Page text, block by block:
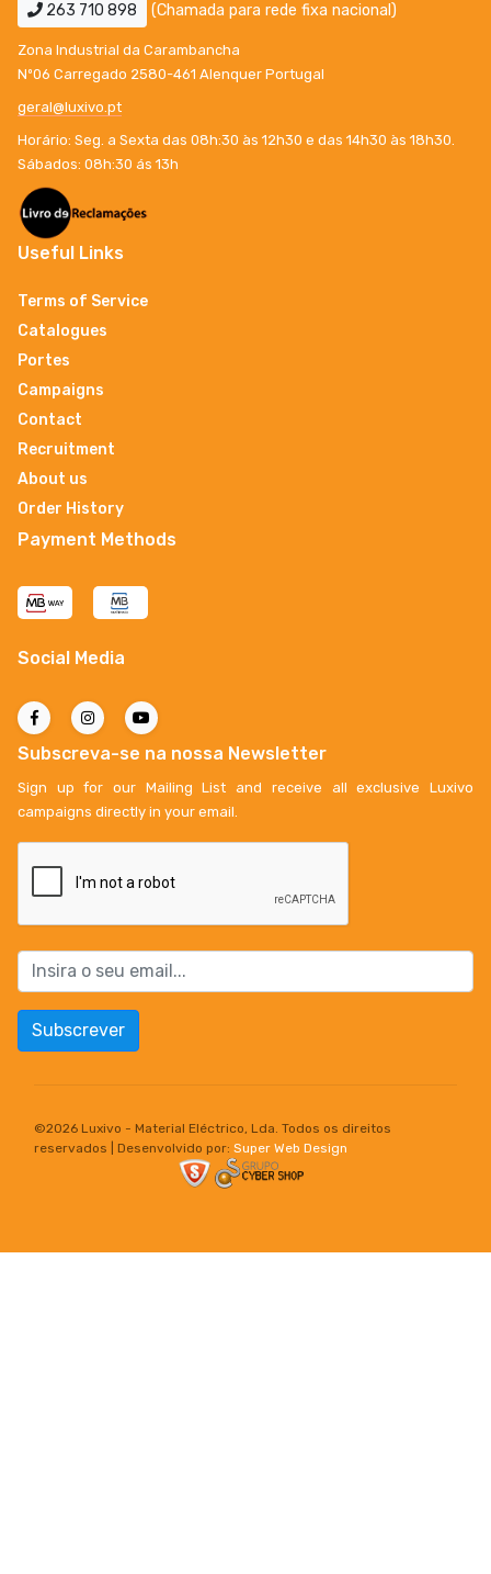
263 710 898 (Chamada para rede fixa nacional)
Zona Industrial da Carambancha
Nº06 Carregado 2580-461 Alenquer Portugal
geral@luxivo.pt
Horário: Seg. a Sexta das 08h:30 às 12h30 e das 14h30 às 18h30.
Sábados: 08h:30 ás 13h
Useful Links
Terms of Service
Catalogues
Portes
Campaigns
Contact
Recruitment
About us
Order History
Payment Methods
Social Media
Subscreva-se na nossa Newsletter
Sign up for our Mailing List and receive all exclusive Luxivo
campaigns directly in your email.
Subscrever
©2026 Luxivo - Material Eléctrico, Lda. Todos os direitos
reservados | Desenvolvido por: Super Web Design